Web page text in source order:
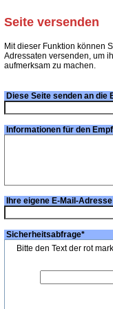
Seite versenden
Mit dieser Funktion können
Adressaten versenden, um
aufmerksam zu machen.
Diese Seite senden an die
Informationen für den
Ihre eigene E-Mail-
Sicherheitsabfrage*
Bitte den Text der rot